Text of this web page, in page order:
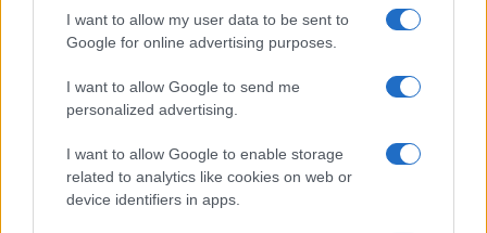
I want to allow my user data to be sent to
Google for online advertising purposes.
I want to allow Google to send me
personalized advertising.
I want to allow Google to enable storage
related to analytics like cookies on web or
device identifiers in apps.
Cómo hacer tarta de queso en freidora de aire